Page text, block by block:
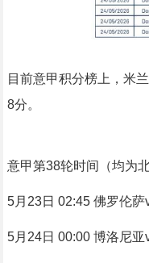
目前意甲积分榜上，米
8分。
意甲第38轮时间（均为
5月23日 02:45 佛罗伦萨
5月24日 00:00 博洛尼亚